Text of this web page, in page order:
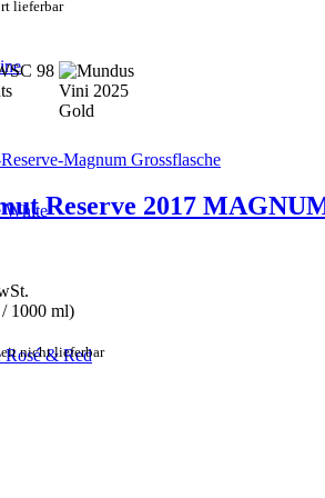
White
Rosé & Red
lieferbar
Reserve 2017
/ 1000 ml)
nicht lieferbar